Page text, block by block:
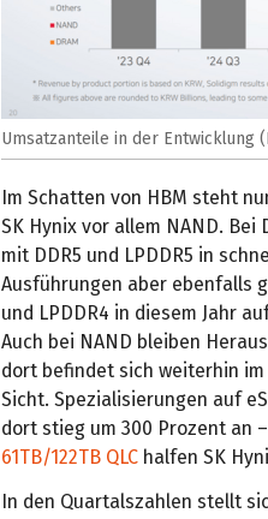
Umsatzanteile in der Entwicklung
Im Schatten von HBM steht
SK Hynix vor allem NAND. Bei
mit DDR5 und LPDDR5 in
Ausführungen aber ebenfalls
und LPDDR4 in diesem Jahr
Auch bei NAND bleiben
dort befindet sich weiterhin
Sicht. Spezialisierungen auf
dort stieg um 300 Prozent an
61TB/122TB QLC halfen SK
In den Quartalszahlen stellt